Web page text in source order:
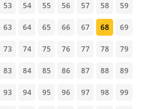
53 54 55 56 57 58 59
63 64 65 66 67 68 69
73 74 75 76 77 78 79
83 84 85 86 87 88 89
93 94 95 96 97 98 99